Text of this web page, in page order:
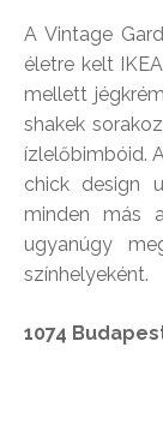
A Vintage
életre kelt
mellett
shakek
ízlelőbimbóid.
chick design
minden más
ugyanúgy
színhelyeként.
1074